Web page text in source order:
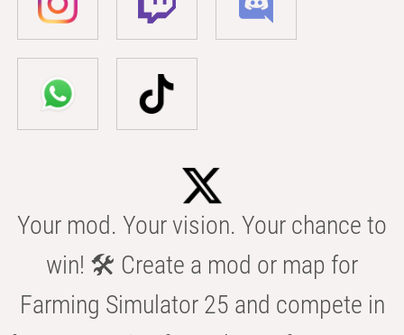
Your mod. Your vision. Your chance to
win! 🛠️ Create a mod or map for
Farming Simulator 25 and compete in